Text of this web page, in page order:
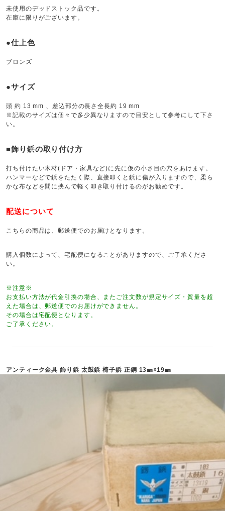
未使用のデッドストック品です。
在庫に限りがございます。
●仕上色
ブロンズ
●サイズ
頭 約 13 mm 、差込部分の長さ全長約 19 mm
※記載のサイズは個々で多少異なりますので目安として参考にして下さ
い。
■飾り鋲の取り付け方
打ち付けたい木材(ドア・家具など)に先に仮の小さ目の穴をあけます。
ハンマーなどで鋲をたたく際、直接叩くと鋲に傷が入りますので、柔ら
かな布などを間に挟んで軽く叩き取り付けるのがお勧めです。
配送について
こちらの商品は、郵送便でのお届けとなります。
購入個数によって、宅配便になることがありますので、ご了承くださ
い。
※注意※
お支払い方法が代金引換の場合、またご注文数が規定サイズ・質量を超
えた場合は、郵送便でのお届けができません。
その場合は宅配便となります。
ご了承ください。
アンティーク金具 飾り鋲 太鼓鋲 椅子鋲 正銅 13㎜☓19㎜